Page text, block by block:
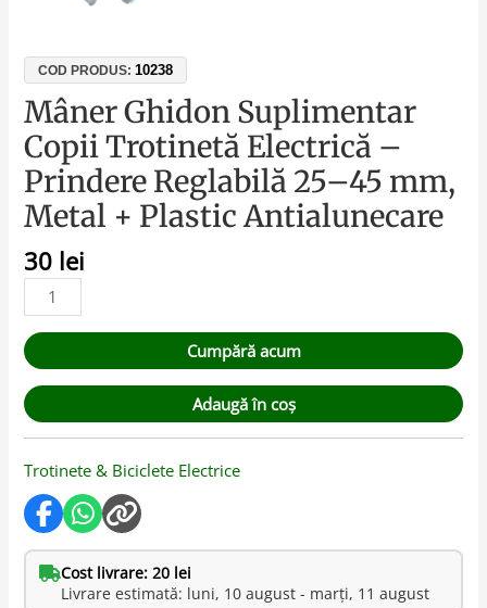
COD PRODUS:10238
Mâner Ghidon Suplimentar
Copii Trotinetă Electrică –
Prindere Reglabilă 25–45 mm,
Metal + Plastic Antialunecare
30 lei
Cumpără acum
Adaugă în coș
Trotinete & Biciclete Electrice
Cost livrare: 20 lei
Livrare estimată: luni, 10 august - marți, 11 august